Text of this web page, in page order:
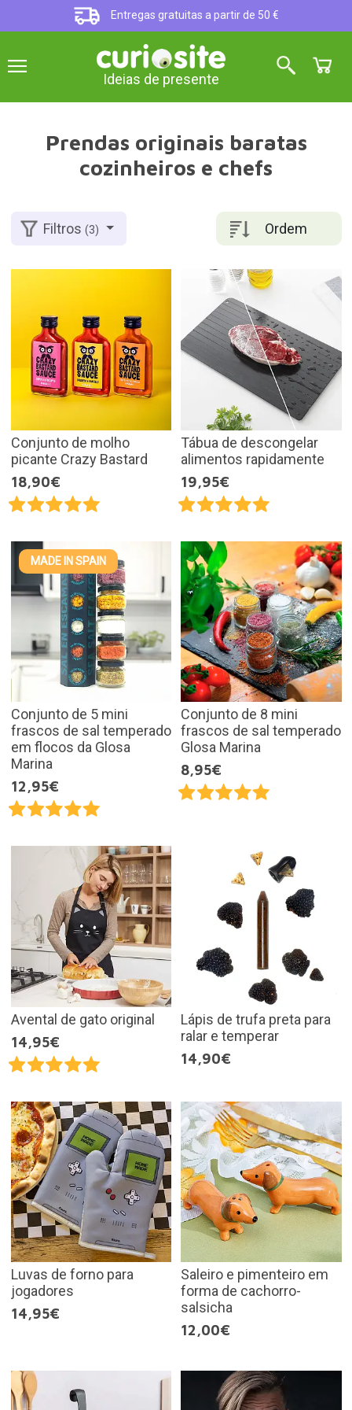
Entregas gratuitas a partir de 50 €
Ideias de presente
Prendas originais baratas
cozinheiros e chefs
Ordem
Filtros(3)
Conjunto de molho
picante Crazy Bastard
18,90€
Tábua de descongelar
alimentos rapidamente
19,95€
MADE IN SPAIN
Conjunto de 5 mini
frascos de sal temperado
em flocos da Glosa
Marina
12,95€
Conjunto de 8 mini
frascos de sal temperado
Glosa Marina
8,95€
Avental de gato original
14,95€
Lápis de trufa preta para
ralar e temperar
14,90€
Luvas de forno para
jogadores
14,95€
Saleiro e pimenteiro em
forma de cachorro-
salsicha
12,00€